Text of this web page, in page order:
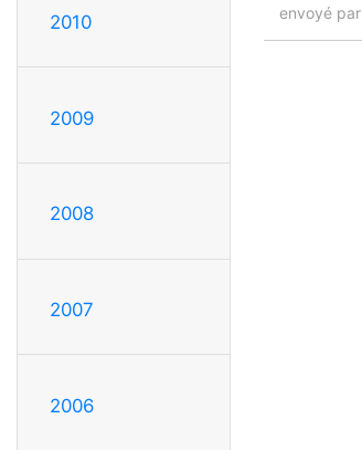
2010
2009
2008
2007
2006
envoyé par